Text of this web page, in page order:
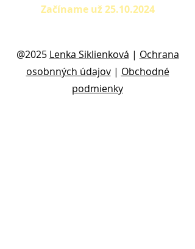
Začíname už25.10.2024
@2025 Lenka Siklienková | Ochrana
osobnných údajov| Obchodné
podmienky